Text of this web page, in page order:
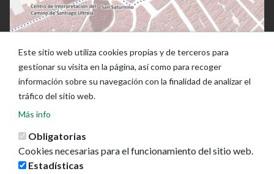
Este sitio web utiliza cookies propias y de terceros para
gestionar su visita en la página, así como para recoger
información sobre su navegación con la finalidad de analizar el
tráfico del sitio web.
Más info
Obligatorias
Cookies necesarias para el funcionamiento del sitio web.
Estadísticas